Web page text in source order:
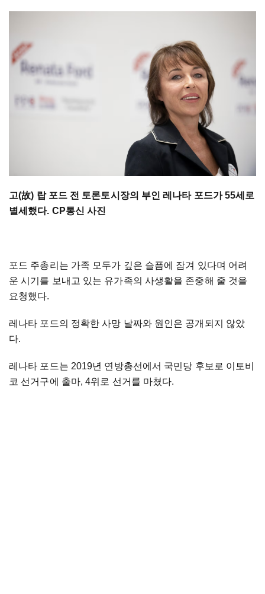
고(故) 랍 포드 전 토론토시장의 부인 레나타 포드가 55세로
별세했다. CP통신 사진
포드 주총리는 가족 모두가 깊은 슬픔에 잠겨 있다며 어려
운 시기를 보내고 있는 유가족의 사생활을 존중해 줄 것을
요청했다.
레나타 포드의 정확한 사망 날짜와 원인은 공개되지 않았
다.
레나타 포드는 2019년 연방총선에서 국민당 후보로 이토비
코 선거구에 출마, 4위로 선거를 마쳤다.